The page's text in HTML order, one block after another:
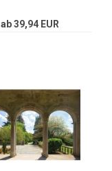
ab 39,94 EUR